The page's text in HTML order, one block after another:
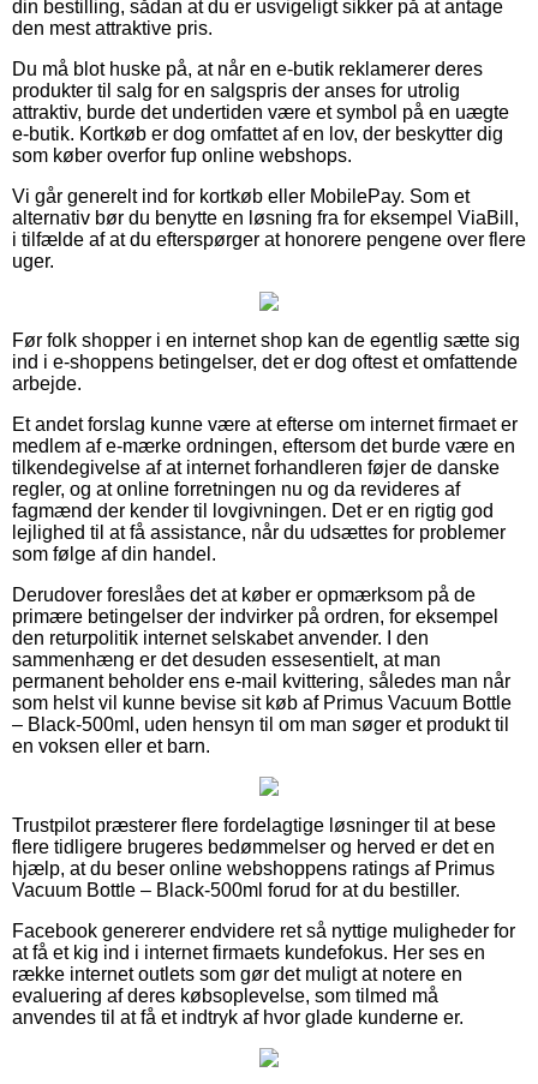
din bestilling, sådan at du er usvigeligt sikker på at antage
den mest attraktive pris.
Du må blot huske på, at når en e-butik reklamerer deres
produkter til salg for en salgspris der anses for utrolig
attraktiv, burde det undertiden være et symbol på en uægte
e-butik. Kortkøb er dog omfattet af en lov, der beskytter dig
som køber overfor fup online webshops.
Vi går generelt ind for kortkøb eller MobilePay. Som et
alternativ bør du benytte en løsning fra for eksempel ViaBill,
i tilfælde af at du efterspørger at honorere pengene over flere
uger.
Før folk shopper i en internet shop kan de egentlig sætte sig
ind i e-shoppens betingelser, det er dog oftest et omfattende
arbejde.
Et andet forslag kunne være at efterse om internet firmaet er
medlem af e-mærke ordningen, eftersom det burde være en
tilkendegivelse af at internet forhandleren føjer de danske
regler, og at online forretningen nu og da revideres af
fagmænd der kender til lovgivningen. Det er en rigtig god
lejlighed til at få assistance, når du udsættes for problemer
som følge af din handel.
Derudover foreslåes det at køber er opmærksom på de
primære betingelser der indvirker på ordren, for eksempel
den returpolitik internet selskabet anvender. I den
sammenhæng er det desuden essesentielt, at man
permanent beholder ens e-mail kvittering, således man når
som helst vil kunne bevise sit køb af Primus Vacuum Bottle
– Black-500ml, uden hensyn til om man søger et produkt til
en voksen eller et barn.
Trustpilot præsterer flere fordelagtige løsninger til at bese
flere tidligere brugeres bedømmelser og herved er det en
hjælp, at du beser online webshoppens ratings af Primus
Vacuum Bottle – Black-500ml forud for at du bestiller.
Facebook genererer endvidere ret så nyttige muligheder for
at få et kig ind i internet firmaets kundefokus. Her ses en
række internet outlets som gør det muligt at notere en
evaluering af deres købsoplevelse, som tilmed må
anvendes til at få et indtryk af hvor glade kunderne er.